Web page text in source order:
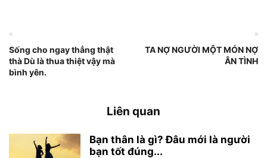
«
Sống cho ngay thẳng thật
thà Dù là thua thiệt vậy mà
bình yên.
»
TA NỢ NGƯỜI MỘT MÓN NỢ
ÂN TÌNH
Liên quan
Bạn thân là gì? Đâu mới là người
bạn tốt đúng...